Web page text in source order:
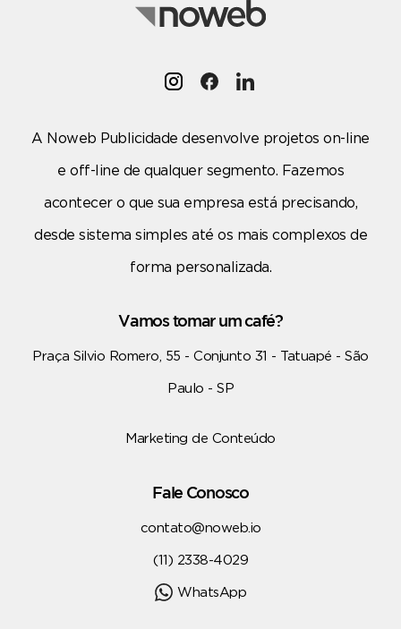
A Noweb Publicidade desenvolve projetos on-line
e off-line de qualquer segmento. Fazemos
acontecer o que sua empresa está precisando,
desde sistema simples até os mais complexos de
forma personalizada.
Vamos tomar um café?
Praça Silvio Romero, 55 - Conjunto 31 - Tatuapé - São
Paulo - SP
Marketing de Conteúdo
Fale Conosco
contato@noweb.io
(11) 2338-4029
WhatsApp